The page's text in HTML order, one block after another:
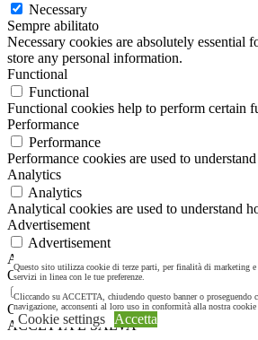
Questo sito utilizza cookie di terze parti, per finalità di marketing
servizi in linea con le tue preferenze.
Cliccando su ACCETTA, chiudendo questo banner o proseguendo
navigazione, acconsenti al loro uso in conformità alla nostra cookie
Cookie settings Accetta
Necessary
Sempre abilitato
Necessary cookies are absolutely
store any personal information.
Functional
Functional
Functional cookies help to perform certain
Performance
Performance
Performance cookies are used to
Analytics
Analytics
Analytical cookies are used to understand
Advertisement
Advertisement
Advertisement cookies are used to provide
Others
Others
Other uncategorized cookies are those that
ACCETTA E SALVA